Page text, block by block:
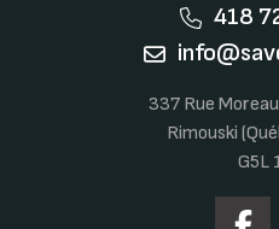
418
337 Rue
Rimouski
G5L